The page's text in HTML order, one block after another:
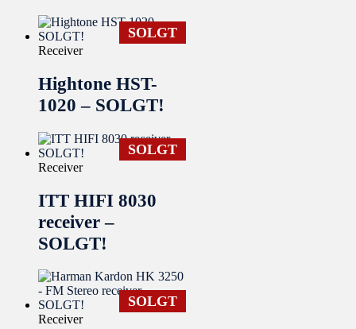
SOLGT
Receiver
Hightone HST-
1020 – SOLGT!
SOLGT
Receiver
ITT HIFI 8030
receiver –
SOLGT!
SOLGT
Receiver